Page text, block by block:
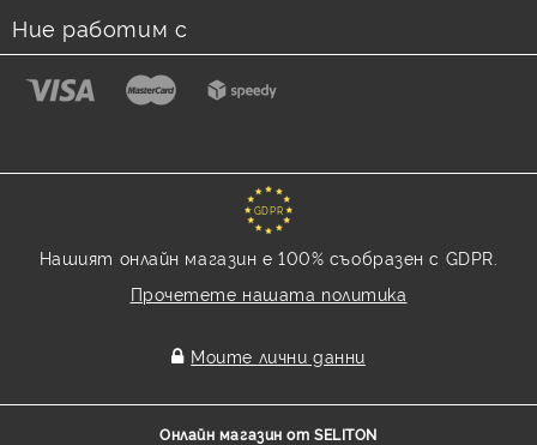
Ние работим с
GDPR
Нашият онлайн магазин е 100% съобразен с GDPR.
Прочетете нашата политика
Моите лични данни
Онлайн магазин от SELITON